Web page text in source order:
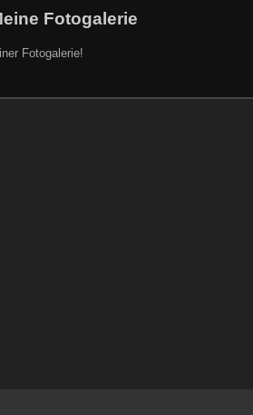
Fotogalerie
Fotogalerie!